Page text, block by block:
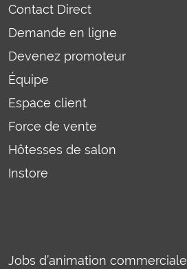
Contact Direct
Demande en ligne
Devenez promoteur
Équipe
Espace client
Force de vente
Hôtesses de salon
Instore
Jobs d’animation commerciale